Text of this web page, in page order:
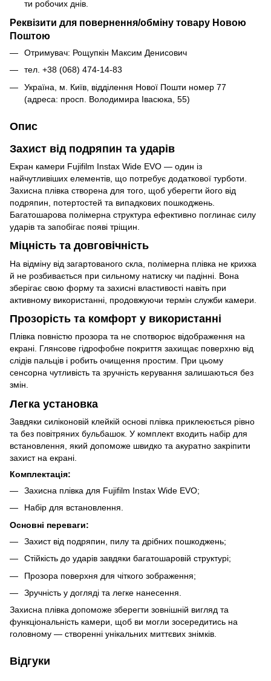
ти робочих днів.
Реквізити для повернення/обміну товару Новою
Поштою
Отримувач: Рощупкін Максим Денисович
тел. +38 (068) 474-14-83
Україна, м. Київ, відділення Нової Пошти номер 77
(адреса: просп. Володимира Івасюка, 55)
Опис
Захист від подряпин та ударів
Екран камери Fujifilm Instax Wide EVO — один із
найчутливіших елементів, що потребує додаткової турботи.
Захисна плівка створена для того, щоб уберегти його від
подряпин, потертостей та випадкових пошкоджень.
Багатошарова полімерна структура ефективно поглинає силу
ударів та запобігає появі тріщин.
Міцність та довговічність
На відміну від загартованого скла, полімерна плівка не крихка
й не розбивається при сильному натиску чи падінні. Вона
зберігає свою форму та захисні властивості навіть при
активному використанні, продовжуючи термін служби камери.
Прозорість та комфорт у використанні
Плівка повністю прозора та не спотворює відображення на
екрані. Глянсове гідрофобне покриття захищає поверхню від
слідів пальців і робить очищення простим. При цьому
сенсорна чутливість та зручність керування залишаються без
змін.
Легка установка
Завдяки силіконовій клейкій основі плівка приклеюється рівно
та без повітряних бульбашок. У комплект входить набір для
встановлення, який допоможе швидко та акуратно закріпити
захист на екрані.
Комплектація:
Захисна плівка для Fujifilm Instax Wide EVO;
Набір для встановлення.
Основні переваги:
Захист від подряпин, пилу та дрібних пошкоджень;
Стійкість до ударів завдяки багатошаровій структурі;
Прозора поверхня для чіткого зображення;
Зручність у догляді та легке нанесення.
Захисна плівка допоможе зберегти зовнішній вигляд та
функціональність камери, щоб ви могли зосередитись на
головному — створенні унікальних миттєвих знімків.
Відгуки